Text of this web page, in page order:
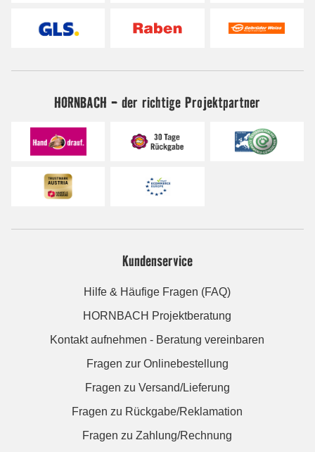
HORNBACH - der richtige Projektpartner
Kundenservice
Hilfe & Häufige Fragen (FAQ)
HORNBACH Projektberatung
Kontakt aufnehmen - Beratung vereinbaren
Fragen zur Onlinebestellung
Fragen zu Versand/Lieferung
Fragen zu Rückgabe/Reklamation
Fragen zu Zahlung/Rechnung